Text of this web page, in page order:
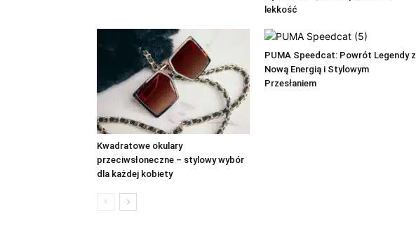
lekkość
Kwadratowe okulary
przeciwsłoneczne – stylowy wybór
dla każdej kobiety
PUMA Speedcat: Powrót Legendy z
Nową Energią i Stylowym
Przesłaniem